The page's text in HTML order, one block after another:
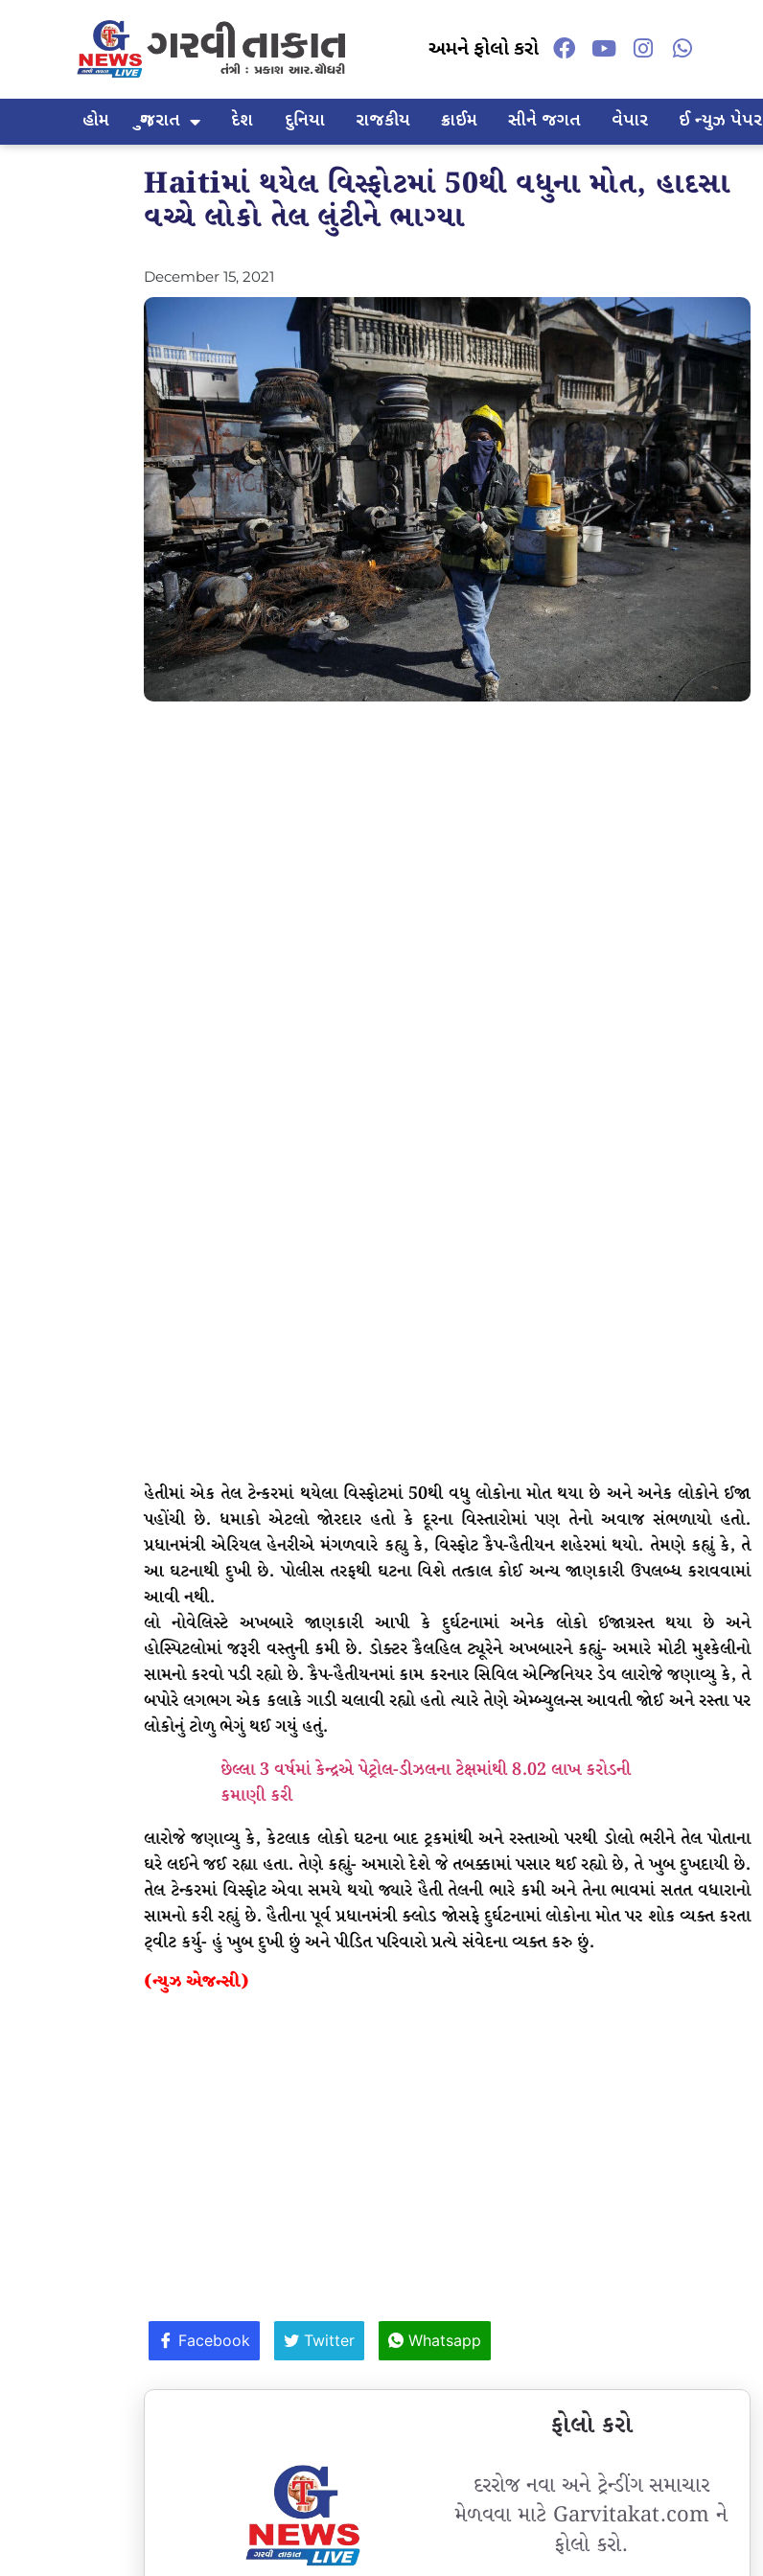
અમને ફોલો કરો
હોમ ગુજરાત દેશ દુનિયા રાજકીય ક્રાઈમ સીને જગત વેપાર ઈ ન્યુઝ પેપર
Haitiમાં થયેલ વિસ્ફોટમાં 50થી વધુના મોત, હાદસા
વચ્ચે લોકો તેલ લુંટીને ભાગ્યા
December 15, 2021
હેતીમાં એક તેલ ટેન્કરમાં થયેલા વિસ્ફોટમાં 50થી વધુ લોકોના મોત થયા છે અને અનેક લોકોને ઈજા
પહોંચી છે. ધમાકો એટલો જાેરદાર હતો કે દૂરના વિસ્તારોમાં પણ તેનો અવાજ સંભળાયો હતો.
પ્રધાનમંત્રી એરિયલ હેનરીએ મંગળવારે કહ્યુ કે, વિસ્ફોટ કૈપ-હૈતીયન શહેરમાં થયો. તેમણે કહ્યું કે, તે
આ ઘટનાથી દુખી છે. પોલીસ તરફથી ઘટના વિશે તત્કાલ કોઈ અન્ય જાણકારી ઉપલબ્ધ કરાવવામાં
આવી નથી.
લો નોવેલિસ્ટે અખબારે જાણકારી આપી કે દુર્ઘટનામાં અનેક લોકો ઈજાગ્રસ્ત થયા છે અને
હોસ્પિટલોમાં જરૂરી વસ્તુની કમી છે. ડોક્ટર કૈલહિલ ટ્યૂરેને અખબારને કહ્યું- અમારે મોટી મુશ્કેલીનો
સામનો કરવો પડી રહ્યો છે. કૈપ-હૈતીયનમાં કામ કરનાર સિવિલ એન્જિનિયર ડેવ લારોજે જણાવ્યુ કે, તે
બપોરે લગભગ એક કલાકે ગાડી ચલાવી રહ્યો હતો ત્યારે તેણે એમ્બ્યુલન્સ આવતી જાેઈ અને રસ્તા પર
લોકોનું ટોળુ ભેગું થઈ ગયું હતું.
છેલ્લા 3 વર્ષમાં કેન્દ્રએ પેટ્રોલ-ડીઝલના ટેક્ષમાંથી 8.02 લાખ કરોડની
કમાણી કરી
લારોજે જણાવ્યુ કે, કેટલાક લોકો ઘટના બાદ ટ્રકમાંથી અને રસ્તાઓ પરથી ડોલો ભરીને તેલ પોતાના
ઘરે લઈને જઈ રહ્યા હતા. તેણે કહ્યું- અમારો દેશે જે તબક્કામાં પસાર થઈ રહ્યો છે, તે ખુબ દુખદાયી છે.
તેલ ટેન્કરમાં વિસ્ફોટ એવા સમયે થયો જ્યારે હૈતી તેલની ભારે કમી અને તેના ભાવમાં સતત વધારાનો
સામનો કરી રહ્યું છે. હૈતીના પૂર્વ પ્રધાનમંત્રી ક્લોડ જાેસફે દુર્ઘટનામાં લોકોના મોત પર શોક વ્યક્ત કરતા
ટ્‌વીટ કર્યુ- હું ખુબ દુખી છું અને પીડિત પરિવારો પ્રત્યે સંવેદના વ્યક્ત કરુ છું.
(ન્યુઝ એજન્સી)
Facebook Twitter Whatsapp
ફોલો કરો
દરરોજ નવા અને ટ્રેન્ડીંગ સમાચાર
મેળવવા માટે Garvitakat.com ને
ફોલો કરો.